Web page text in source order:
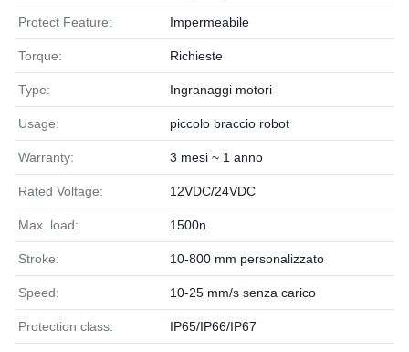
Protect Feature: Impermeabile
Torque: Richieste
Type: Ingranaggi motori
Usage: piccolo braccio robot
Warranty: 3 mesi ~ 1 anno
Rated Voltage: 12VDC/24VDC
Max. load: 1500n
Stroke: 10-800 mm personalizzato
Speed: 10-25 mm/s senza carico
Protection class: IP65/IP66/IP67